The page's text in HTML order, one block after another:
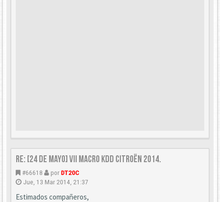
Re: [24 DE MAYO] VII Macro KDD Citroën 2014.
#66618 por DT20C
Jue, 13 Mar 2014, 21:37
Estimados compañeros,